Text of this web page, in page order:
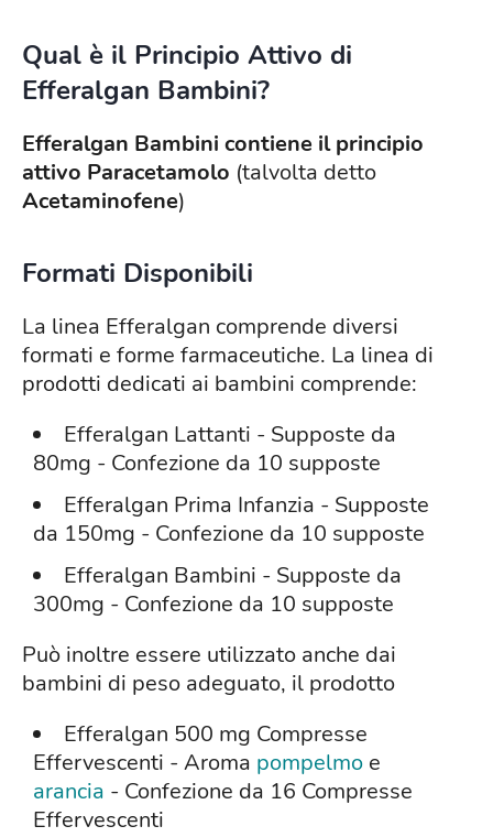
Qual è il Principio Attivo di
Efferalgan Bambini?
Efferalgan Bambini contiene il principio
attivo Paracetamolo (talvolta detto
Acetaminofene)
Formati Disponibili
La linea Efferalgan comprende diversi
formati e forme farmaceutiche. La linea di
prodotti dedicati ai bambini comprende:
Efferalgan Lattanti - Supposte da
80mg - Confezione da 10 supposte
Efferalgan Prima Infanzia - Supposte
da 150mg - Confezione da 10 supposte
Efferalgan Bambini - Supposte da
300mg - Confezione da 10 supposte
Può inoltre essere utilizzato anche dai
bambini di peso adeguato, il prodotto
Efferalgan 500 mg Compresse
Effervescenti - Aroma pompelmo e
arancia - Confezione da 16 Compresse
Effervescenti